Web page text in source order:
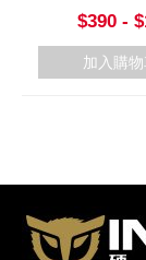
$390 -
加入購物